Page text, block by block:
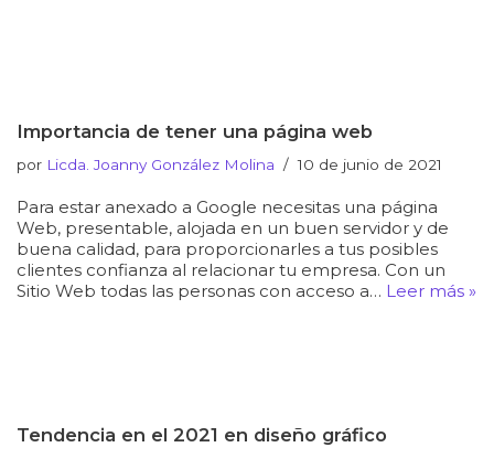
Importancia de tener una página web
por Licda. Joanny González Molina 10 de junio de 2021
Para estar anexado a Google necesitas una página
Web, presentable, alojada en un buen servidor y de
buena calidad, para proporcionarles a tus posibles
clientes confianza al relacionar tu empresa. Con un
Sitio Web todas las personas con acceso a… Leer más »
Tendencia en el 2021 en diseño gráfico